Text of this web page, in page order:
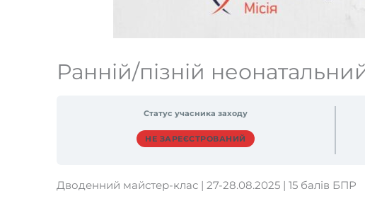
Ранній/пізній
Статус учасника заходу
НЕ ЗАРЕЄСТРОВАНИЙ
Дводенний майстер-клас | 27-28.08.2025 | 15 балів БПР